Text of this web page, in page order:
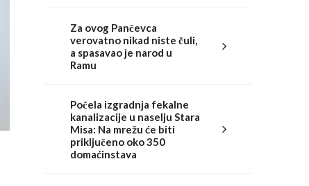
Za ovog Pančevca
verovatno nikad niste čuli,
a spasavao je narod u
Ramu
Počela izgradnja fekalne
kanalizacije u naselju Stara
Misa: Na mrežu će biti
priključeno oko 350
domaćinstava